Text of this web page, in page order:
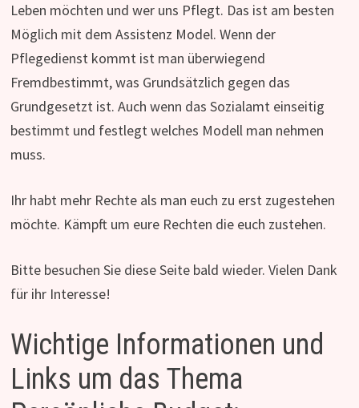
Leben möchten und wer uns Pflegt. Das ist am besten
Möglich mit dem Assistenz Model. Wenn der
Pflegedienst kommt ist man überwiegend
Fremdbestimmt, was Grundsätzlich gegen das
Grundgesetzt ist. Auch wenn das Sozialamt einseitig
bestimmt und festlegt welches Modell man nehmen
muss.
Ihr habt mehr Rechte als man euch zu erst zugestehen
möchte. Kämpft um eure Rechten die euch zustehen.
Bitte besuchen Sie diese Seite bald wieder. Vielen Dank
für ihr Interesse!
Wichtige Informationen und
Links um das Thema